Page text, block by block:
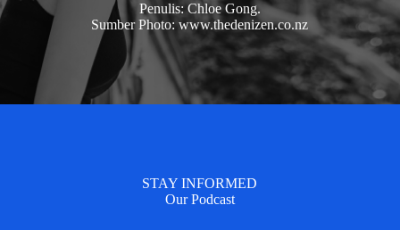
Penulis: Chloe Gong.
Sumber Photo: www.thedenizen.co.nz
STAY INFORMED
Our Podcast